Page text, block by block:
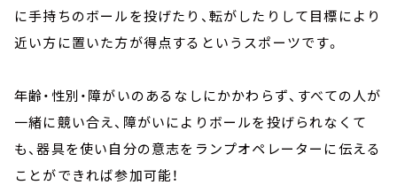
に手持ちのボールを投げたり、転がしたりして目標により
近い方に置いた方が得点するというスポーツです。
年齢・性別・障がいのあるなしにかかわらず、すべての人が
一緒に競い合え、障がいによりボールを投げられなくて
も、器具を使い自分の意志をランプオペレーターに伝える
ことができれば参加可能！